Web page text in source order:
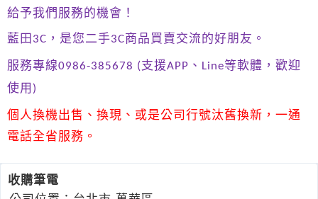
給予我們服務的機會！
藍田3C ，是您二手3C商品買賣交流的好朋友。
服務專線0986-385678 (支援APP 、 Line等軟體，歡迎
使用 )
個人換機出售、換現、或是公司行號汰舊換新，一通
電話全省服務。
收購筆電